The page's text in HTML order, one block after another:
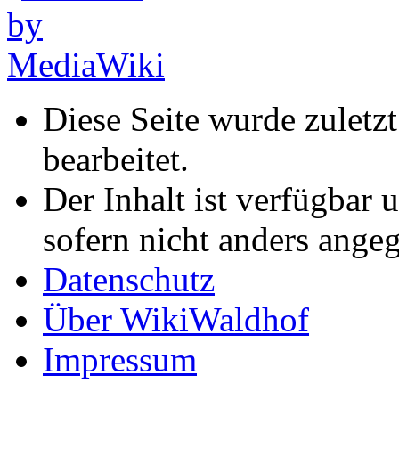
Diese Seite wurde
bearbeitet.
Der Inhalt ist verfügbar
sofern nicht anders
Datenschutz
Über WikiWaldhof
Impressum